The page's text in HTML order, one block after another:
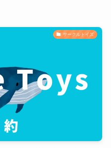
サークルトイズ